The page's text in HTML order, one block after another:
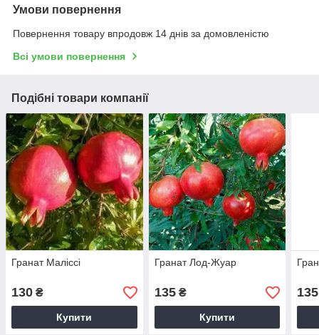
Умови повернення
Повернення товару впродовж 14 днів за домовленістю
Всі умови повернення
Подібні товари компанії
Гранат Маліссі
130 ₴
Купити
Гранат Лод-Жуар
135₴
Купити
135